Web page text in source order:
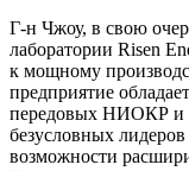
Г-н Чжоу, в свою
лаборатории Risen
к мощному
предприятие
передовых НИОКР и
безусловных
возможности